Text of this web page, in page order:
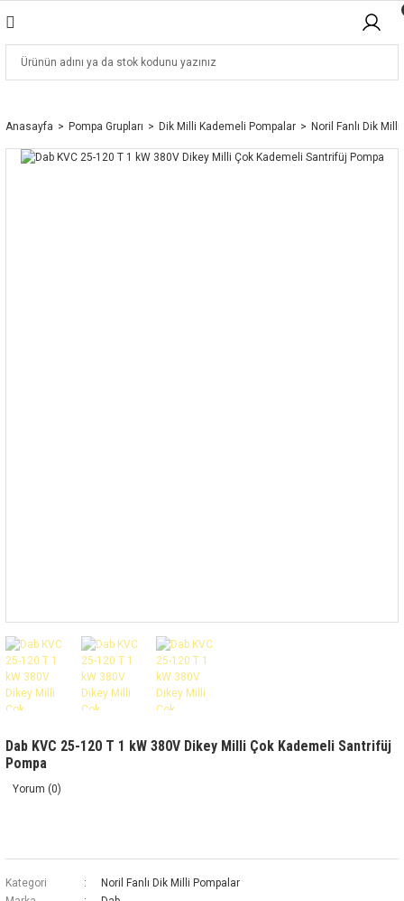
Anasayfa Pompa Grupları Dik Milli Kademeli Pompalar Noril Fanlı Dik
Dab KVC 25-120 T 1 kW 380V Dikey Milli Çok Kademeli Santrifüj
Pompa
Yorum (0)
Kategori
Noril Fanlı Dik Milli Pompalar